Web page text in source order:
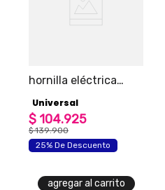
hornilla eléctrica
Universal
$ 104.925
$ 139.900
25% De Descuento
agregar al carrito